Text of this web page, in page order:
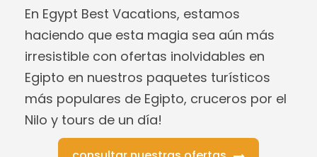
En Egypt Best Vacations, estamos
haciendo que esta magia sea aún más
irresistible con ofertas inolvidables en
Egipto en nuestros paquetes turísticos
más populares de Egipto, cruceros por el
Nilo y tours de un día!